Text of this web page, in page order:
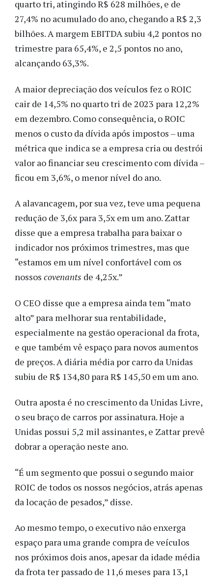
quarto tri, atingindo R$ 628 milhões, e de
27,4% no acumulado do ano, chegando a R$ 2,3
bilhões. A margem EBITDA subiu 4,2 pontos no
trimestre para 65,4%, e 2,5 pontos no ano,
alcançando 63,3%.
A maior depreciação dos veículos fez o ROIC
cair de 14,5% no quarto tri de 2023 para 12,2%
em dezembro. Como consequência, o ROIC
menos o custo da dívida após impostos – uma
métrica que indica se a empresa cria ou destrói
valor ao financiar seu crescimento com dívida –
ficou em 3,6%, o menor nível do ano.
A alavancagem, por sua vez, teve uma pequena
redução de 3,6x para 3,5x em um ano. Zattar
disse que a empresa trabalha para baixar o
indicador nos próximos trimestres, mas que
“estamos em um nível confortável com os
nossos covenants de 4,25x.”
O CEO disse que a empresa ainda tem “mato
alto” para melhorar sua rentabilidade,
especialmente na gestão operacional da frota,
e que também vê espaço para novos aumentos
de preços. A diária média por carro da Unidas
subiu de R$ 134,80 para R$ 145,50 em um ano.
Outra aposta é no crescimento da Unidas Livre,
o seu braço de carros por assinatura. Hoje a
Unidas possui 5,2 mil assinantes, e Zattar prevê
dobrar a operação neste ano.
“É um segmento que possui o segundo maior
ROIC de todos os nossos negócios, atrás apenas
da locação de pesados,” disse.
Ao mesmo tempo, o executivo não enxerga
espaço para uma grande compra de veículos
nos próximos dois anos, apesar da idade média
da frota ter passado de 11,6 meses para 13,1